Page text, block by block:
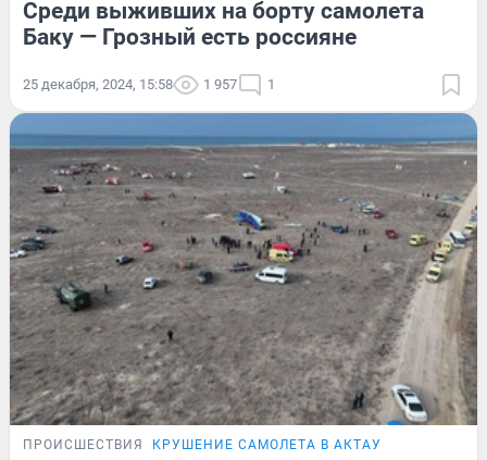
Среди выживших на борту самолета
Баку — Грозный есть россияне
25 декабря, 2024, 15:58 1 957 1
ПРОИСШЕСТВИЯ КРУШЕНИЕ САМОЛЕТА В АКТАУ